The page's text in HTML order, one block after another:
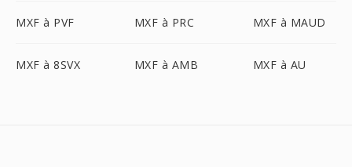
MXF à PVF MXF à PRC MXF à MAUD
MXF à 8SVX MXF à AMB MXF à AU